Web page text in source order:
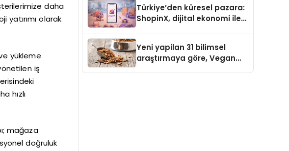
daha
yatırımı olarak
yükleme
iş
hızlı
mağaza
doğruluk
Türkiye’den küresel pazara:
ShopinX, dijital ekonomi ile
Yeni yapilan 31 bilimsel
araştırmaya göre, Vegan